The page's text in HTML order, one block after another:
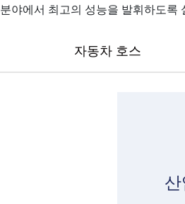
분야에서 최고의 성능을 발휘하도록
자동차 호스